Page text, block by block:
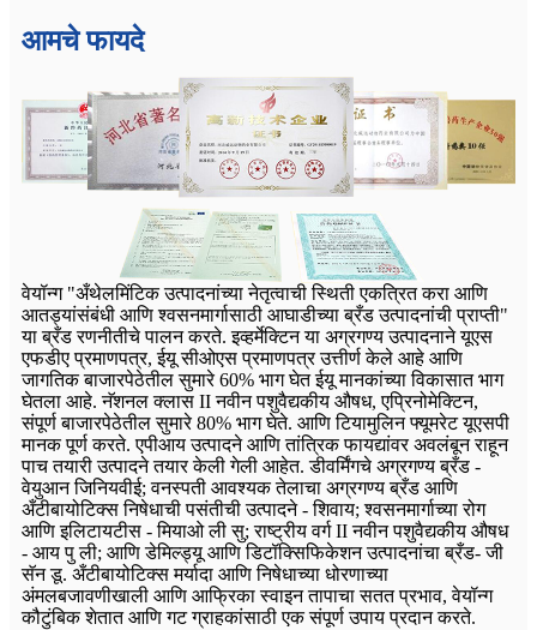
आमचे फायदे
वेयॉन्ग "अँथेलमिंटिक उत्पादनांच्या नेतृत्वाची स्थिती एकत्रित करा आणि
आतड्यांसंबंधी आणि श्वसनमार्गासाठी आघाडीच्या ब्रँड उत्पादनांची प्राप्ती"
या ब्रँड रणनीतीचे पालन करते. इव्हर्मेक्टिन या अग्रगण्य उत्पादनाने यूएस
एफडीए प्रमाणपत्र, ईयू सीओएस प्रमाणपत्र उत्तीर्ण केले आहे आणि
जागतिक बाजारपेठेतील सुमारे 60% भाग घेत ईयू मानकांच्या विकासात भाग
घेतला आहे. नॅशनल क्लास II नवीन पशुवैद्यकीय औषध, एप्रिनोमेक्टिन,
संपूर्ण बाजारपेठेतील सुमारे 80% भाग घेते. आणि टियामुलिन फ्यूमरेट यूएसपी
मानक पूर्ण करते. एपीआय उत्पादने आणि तांत्रिक फायद्यांवर अवलंबून राहून
पाच तयारी उत्पादने तयार केली गेली आहेत. डीवर्मिंगचे अग्रगण्य ब्रँड -
वेयुआन जिनियवीई; वनस्पती आवश्यक तेलाचा अग्रगण्य ब्रँड आणि
अँटीबायोटिक्स निषेधाची पसंतीची उत्पादने - शिवाय; श्वसनमार्गाच्या रोग
आणि इलिटायटीस - मियाओ ली सु; राष्ट्रीय वर्ग II नवीन पशुवैद्यकीय औषध
- आय पु ली; आणि डेमिल्ड्यू आणि डिटॉक्सिफिकेशन उत्पादनांचा ब्रँड- जी
सॅन डू. अँटीबायोटिक्स मर्यादा आणि निषेधाच्या धोरणाच्या
अंमलबजावणीखाली आणि आफ्रिका स्वाइन तापाचा सतत प्रभाव, वेयॉन्ग
कौटुंबिक शेतात आणि गट ग्राहकांसाठी एक संपूर्ण उपाय प्रदान करते.